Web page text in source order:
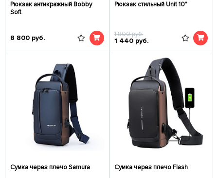
Рюкзак антикражный Bobby
Soft
8 800 руб.
Рюкзак стильный Unit 10"
1 800руб.
1 440 руб.
Сумка через плечо Samura Сумка через плечо Flash